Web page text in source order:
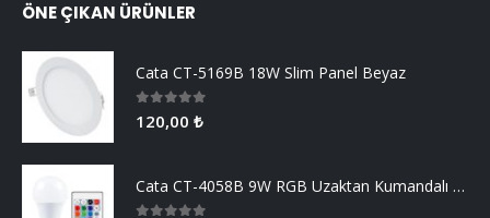
ÖNE ÇIKAN ÜRÜNLER
Cata CT-5169B 18W Slim Panel Beyaz
0 5 üzerinden
120,00 ₺
Cata CT-4058B 9W RGB Uzaktan Kumandalı Led Ampul Beyaz Işık